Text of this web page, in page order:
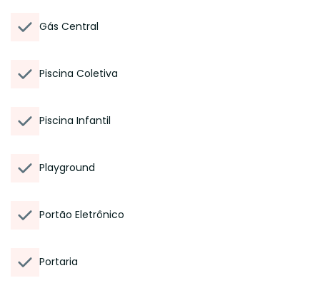
Gás Central
Piscina Coletiva
Piscina Infantil
Playground
Portão Eletrônico
Portaria